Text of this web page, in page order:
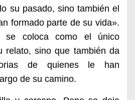
su pasado, sino también el
formado parte de su vida».
coloca como el único
relato, sino que también da
de quienes le han
de su camino.